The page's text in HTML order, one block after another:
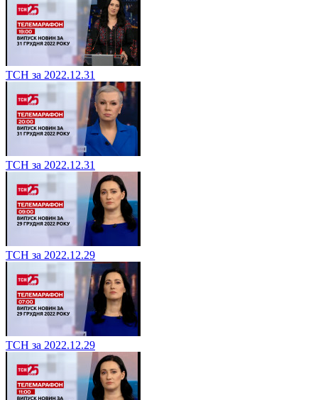
ТСН за 2022.12.31
ТСН за 2022.12.31
ТСН за 2022.12.29
ТСН за 2022.12.29